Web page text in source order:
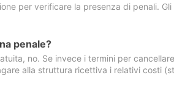
per verificare la presenza di penali.
penale?
no. Se invece i termini per
alla struttura ricettiva i relativi costi